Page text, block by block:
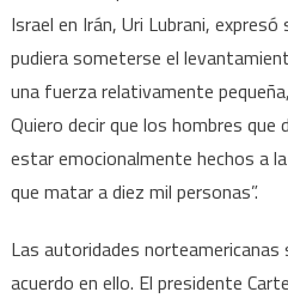
Israel en Irán, Uri Lubrani,
pudiera someterse el
una fuerza relativamente
Quiero decir que los hombres que
estar emocionalmente hechos a
que matar a diez mil personas”.
Las autoridades
acuerdo en ello. El presidente